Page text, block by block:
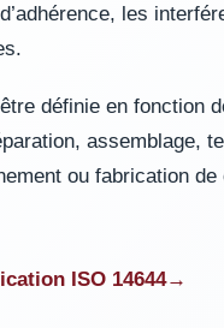
les
définie en fonction
assemblage,
ou fabrication de
ISO 14644